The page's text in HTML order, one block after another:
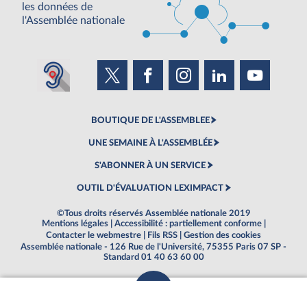
les données de
l'Assemblée nationale
BOUTIQUE DE L'ASSEMBLEE
UNE SEMAINE À L'ASSEMBLÉE
S'ABONNER À UN SERVICE
OUTIL D'ÉVALUATION LEXIMPACT
©Tous droits réservés Assemblée nationale 2019
Mentions légales
Accessibilité : partiellement conforme
Contacter le webmestre
Fils RSS
Gestion des cookies
Assemblée nationale - 126 Rue de l'Université, 75355 Paris 07 SP -
Standard 01 40 63 60 00